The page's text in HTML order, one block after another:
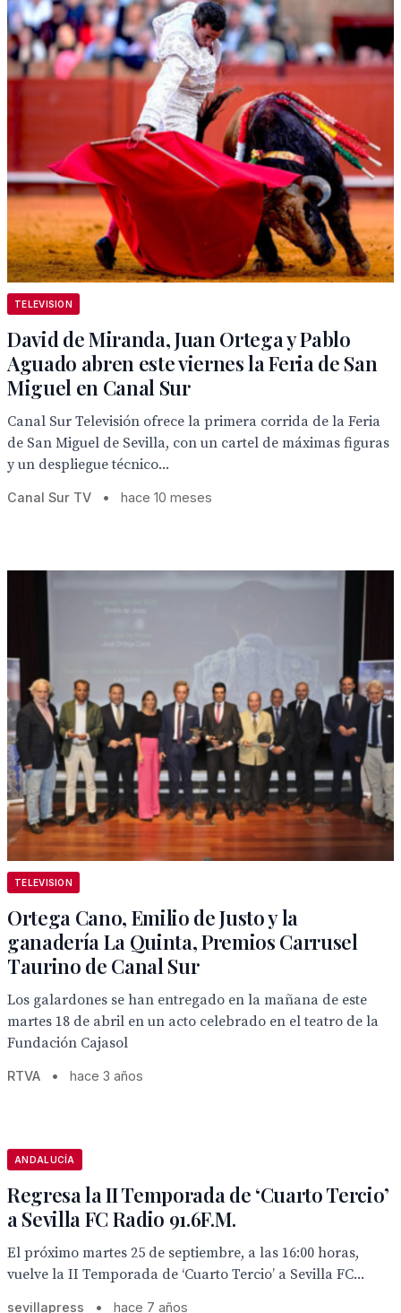
TELEVISION
David de Miranda, Juan Ortega y Pablo
Aguado abren este viernes la Feria de San
Miguel en Canal Sur
Canal Sur Televisión ofrece la primera corrida de la Feria
de San Miguel de Sevilla, con un cartel de máximas figuras
y un despliegue técnico...
Canal Sur TV • hace 10 meses
TELEVISION
Ortega Cano, Emilio de Justo y la
ganadería La Quinta, Premios Carrusel
Taurino de Canal Sur
Los galardones se han entregado en la mañana de este
martes 18 de abril en un acto celebrado en el teatro de la
Fundación Cajasol
RTVA • hace 3 años
ANDALUCÍA
Regresa la II Temporada de ‘Cuarto Tercio’
a Sevilla FC Radio 91.6F.M.
El próximo martes 25 de septiembre, a las 16:00 horas,
vuelve la II Temporada de ‘Cuarto Tercio’ a Sevilla FC...
sevillapress • hace 7 años